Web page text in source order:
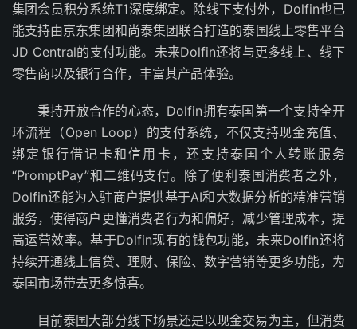
集团会员积分系统T1深度绑定。除线下支付外，Dolfin也已
能支持由京东集团和尚泰集团联合打造的泰国线上零售平台
JD Central的支付功能。未来Dolfin还将与更多线上、线下
零售商以及银行合作，丰富其产品体验。
秉持开放合作的心态，Dolfin拥有泰国第一个支持全开
环流程（Open Loop）的支付系统，不仅支持现金充值、
绑定银行借记卡和信用卡，还支持泰国个人转账服务
“PromptPay”和二维码支付。除了便利泰国消费者之外，
Dolfin还能为入驻商户提供基于AI和大数据分析的精准营销
服务，使得商户更懂消费者行为和偏好，减少管理成本，提
高运营效率。基于Dolfin现有的钱包功能，未来Dolfin还将
持续开通线上信贷、理财、保险、数字营销等更多功能，为
泰国市场带去更多惊喜。
目前泰国大部分线下场景还是以现金交易为主，但消费